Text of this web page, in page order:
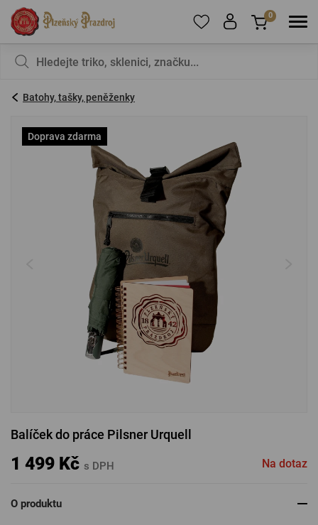
registrujte.
PŘIHLÁSIT SE
Zapomenuté heslo Nová registrace
PŘIHLÁSIT PŘES FACEBOOK
0
Batohy, tašky, peněženky
Doprava zdarma
Balíček do práce Pilsner Urquell
1 499 Kč s DPH Na dotaz
O produktu